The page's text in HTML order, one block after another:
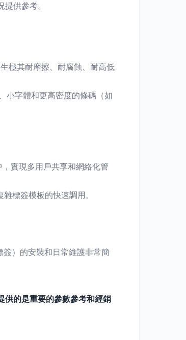
提供參考。
極其耐摩擦、耐腐蝕、耐高低
小字體和更高密度的條碼（如
，實現多用戶共享和網絡化管
模板的快速調用。
簽）的安裝和日常維護非常簡
供的是重要的參數參考和經銷